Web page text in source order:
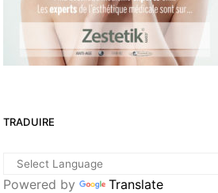
TRADUIRE
Powered by Translate